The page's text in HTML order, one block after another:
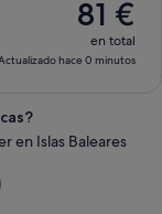
81 €
en total
hace 0 minutos
en Islas Baleares